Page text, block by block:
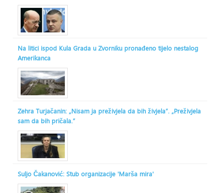
Na litici ispod Kula Grada u Zvorniku pronađeno tijelo nestalog
Amerikanca
Zehra Turjačanin: „Nisam ja preživjela da bih živjela“. „Preživjela
sam da bih pričala.“
Suljo Čakanović: Stub organizacije 'Marša mira'